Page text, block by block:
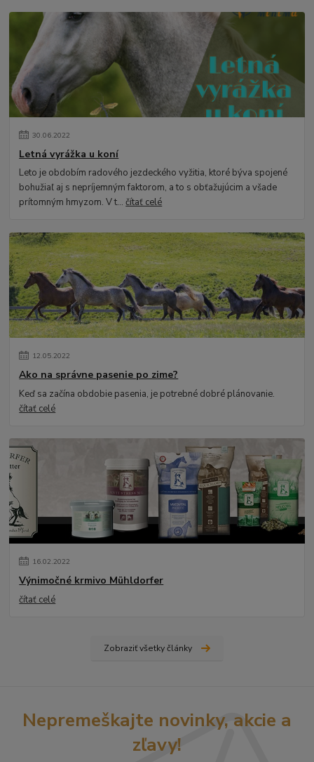
30.06.2022
Letná vyrážka u koní
Leto je obdobím radového jezdeckého vyžitia, ktoré býva spojené
bohužiaľ aj s nepríjemným faktorom, a to s obťažujúcim a všade
prítomným hmyzom. V t...čítať celé
12.05.2022
Ako na správne pasenie po zime?
Keď sa začína obdobie pasenia, je potrebné dobré plánovanie.
čítať celé
16.02.2022
Výnimočné krmivo Mühldorfer
čítať celé
Zobraziť všetky články
Nepremeškajte novinky, akcie a
zľavy!